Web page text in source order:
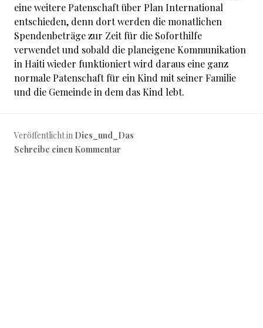
eine weitere Patenschaft über Plan International
entschieden, denn dort werden die monatlichen
Spendenbeträge zur Zeit für die Soforthilfe
verwendet und sobald die planeigene Kommunikation
in Haiti wieder funktioniert wird daraus eine ganz
normale Patenschaft für ein Kind mit seiner Familie
und die Gemeinde in dem das Kind lebt.
Veröffentlicht in Dies_und_Das
Schreibe einen Kommentar